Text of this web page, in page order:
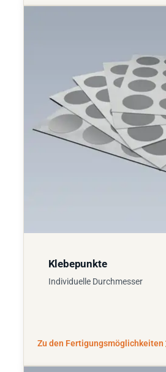
Klebepunkte
Individuelle Durchmesser
Zu den Fertigungsmöglichkeiten